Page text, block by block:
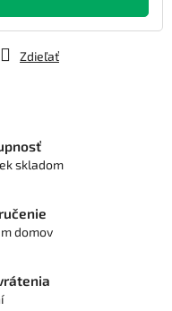
Zdieľať
skladom
domov